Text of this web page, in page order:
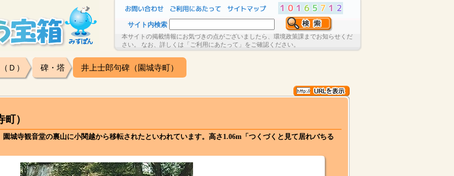
サイト内検索
本サイトの掲載情報にお気づきの点がございましたら、環境政策課までお知らせくだ
さい。 なお、詳しくは「ご利用にあたって」をご確認ください。
Ｄ） 碑・塔 井上士郎句碑（園城寺町）
）
園城寺観音堂の裏山に小関越から移転されたといわれています。高さ1.06m「つくづくと見て居れバちる